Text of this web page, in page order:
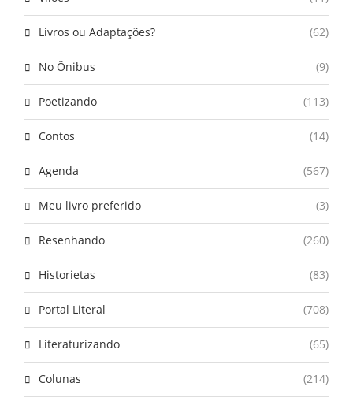
Livros ou Adaptações? (62)
No Ônibus (9)
Poetizando (113)
Contos (14)
Agenda (567)
Meu livro preferido (3)
Resenhando (260)
Historietas (83)
Portal Literal (708)
Literaturizando (65)
Colunas (214)